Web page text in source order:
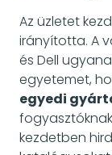
Az üzletet
irányította. A
és Dell
egyetemet,
egyedi
kezdetben